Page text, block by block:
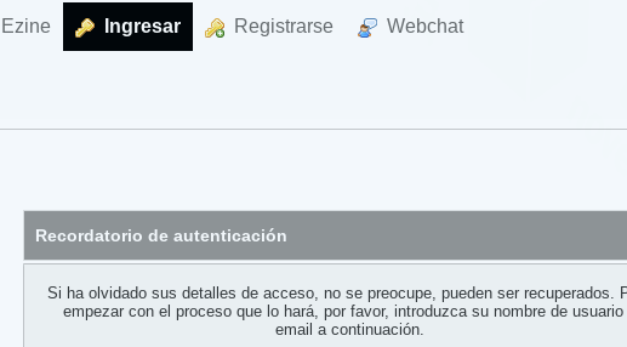
Ezine Ingresar Registrarse Webchat
Recordatorio de autenticación
Si ha olvidado sus detalles de acceso, no se preocupe, pueden ser recuperados.
empezar con el proceso que lo hará, por favor, introduzca su nombre de usuario
email a continuación.